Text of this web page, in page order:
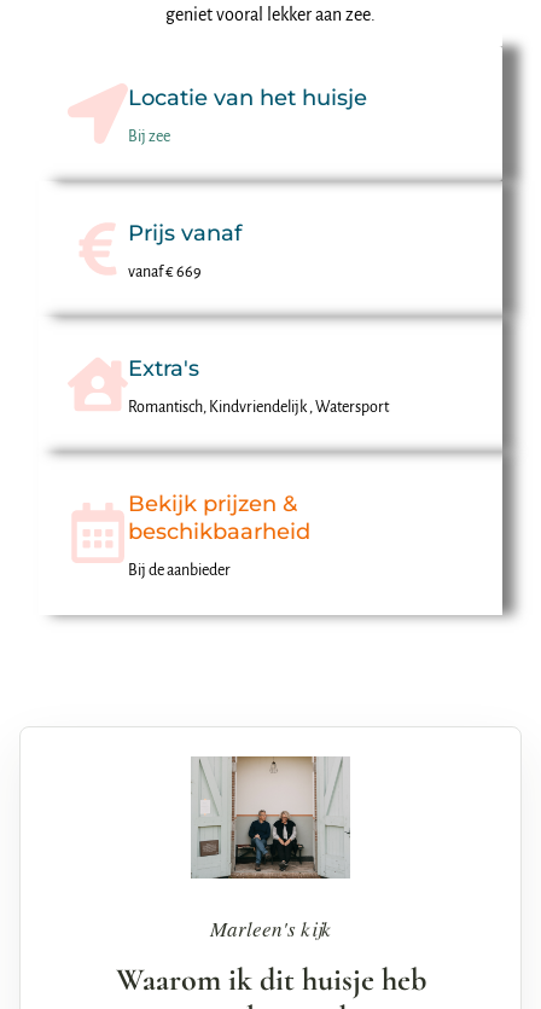
geniet vooral lekker aan zee.
Locatie van het huisje
Bij zee
Prijs vanaf
vanaf € 669
Extra's
Romantisch, Kindvriendelijk , Watersport
Bekijk prijzen &
beschikbaarheid
Bij de aanbieder
Marleen's kijk
Waarom ik dit huisje heb